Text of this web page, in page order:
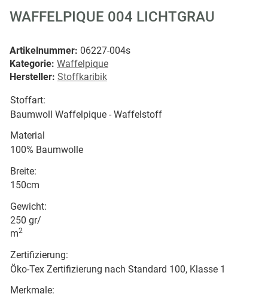
WAFFELPIQUE 004 LICHTGRAU
Artikelnummer: 06227-004s
Kategorie: Waffelpique
Hersteller: Stoffkaribik
Stoffart:
Baumwoll Waffelpique - Waffelstoff
Material
100% Baumwolle
Breite:
150cm
Gewicht:
250 gr/
m2
Zertifizierung:
Öko-Tex Zertifizierung nach Standard 100, Klasse 1
Merkmale: